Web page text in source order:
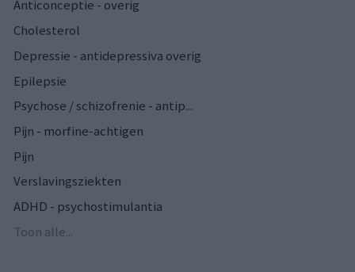
Anticonceptie - overig
Cholesterol
Depressie - antidepressiva overig
Epilepsie
Psychose / schizofrenie - antip...
Pijn - morfine-achtigen
Pijn
Verslavingsziekten
ADHD - psychostimulantia
Toon alle...